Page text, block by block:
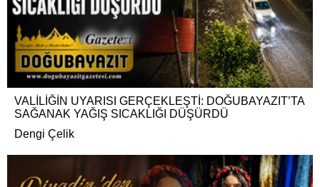
VALİLİĞİN UYARISI GERÇEKLEŞTİ: DOĞUBAYAZIT’TA
SAĞANAK YAĞIŞ SICAKLIĞI DÜŞÜRDÜ
Dengi Çelik